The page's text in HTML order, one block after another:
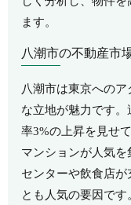
ます。
八潮市の不動産市
八潮市は東京への
な立地が魅力です
率3%の上昇を見せ
マンションが人気
センターや飲食店が
とも人気の要因です